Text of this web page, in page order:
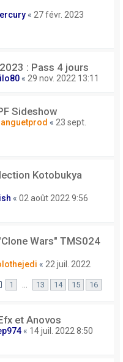
« 27 févr. 2023
: Pass 4 jours
« 29 nov. 2022 13:11
Sideshow
« 23 sept.
Kotobukya
« 02 août 2022 9:56
Wars" TMS024
« 22 juil. 2022
1 13 14 15 16
et Anovos
« 14 juil. 2022 8:50